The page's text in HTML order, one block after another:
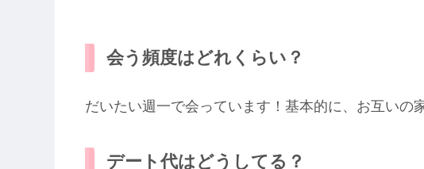
会う頻度はどれくらい？
だいたい週一で会っています！基本的に、お互いの
デート代はどうしてる？